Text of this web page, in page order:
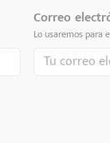
Correo
Lo usaremos para